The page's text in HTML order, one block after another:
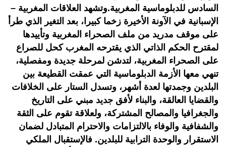
السادس للدبلوماسية المغربية.وتشهد العلاقات المغربية –
الإسبانية في الآونة الأخيرة زخما كبيرا، بعد التغير الذي طرأ
على موقف مدريد من ملف الصحراء المغربية وتأييدها
لمقترح الحكم الذاتي الذي يقترحه المغرب كحل للصراع
على الصحراء المغربية، لتدشن لمرحلة جديدة ومفصلية،
تنهي معها الأزمة الدبلوماسية التي عمقت القطيعة بين
البلدين وجمدتها لعدة أشهر، وتسدل الستار على الخلافات
والقضايا العالقة، والبناء لأفق جديد مبني على التاريخ
والجغرافيا والمصالح المشتركة، ولعلاقة تقوم على الثقة
والشفافية والوفاء بالالتزامات والاحترام المتبادل لضمان
الاستقرار والوحدة الترابية للبلدين. فالإستقبال الملكي